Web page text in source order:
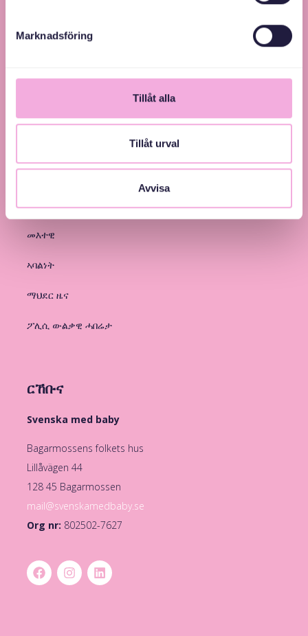
Marknadsföring
Tillåt alla
Tillåt urval
Avvisa
መላግቦታት
መእተዊ
ኣባልነት
ማህደር ዜና
ፖሊሲ ውልቃዊ ሓበሬታ
ርኸቡና
Svenska med baby
Bagarmossens folkets hus
Lillåvägen 44
128 45 Bagarmossen
mail@svenskamedbaby.se
Org nr: 802502-7627